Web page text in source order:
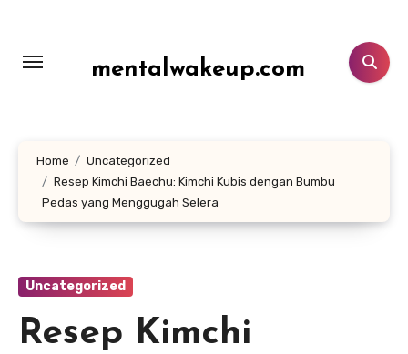
konten
mentalwakeup.com
Home
Uncategorized
Resep Kimchi Baechu: Kimchi Kubis dengan Bumbu
Pedas yang Menggugah Selera
Uncategorized
Resep Kimchi